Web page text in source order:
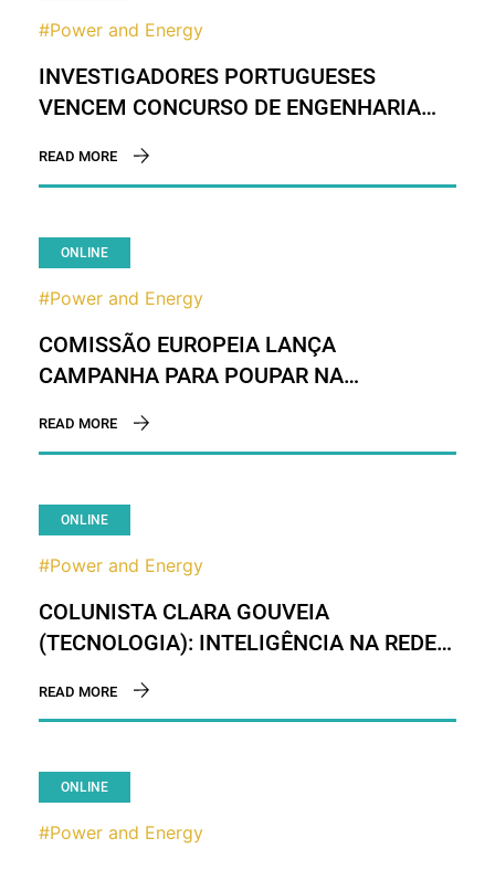
#Power and Energy
INVESTIGADORES PORTUGUESES
VENCEM CONCURSO DE ENGENHARIA
READ MORE
ONLINE
#Power and Energy
COMISSÃO EUROPEIA LANÇA
CAMPANHA PARA POUPAR NA
READ MORE
ONLINE
#Power and Energy
COLUNISTA CLARA GOUVEIA
(TECNOLOGIA): INTELIGÊNCIA NA REDE
FUTURO
READ MORE
ONLINE
#Power and Energy